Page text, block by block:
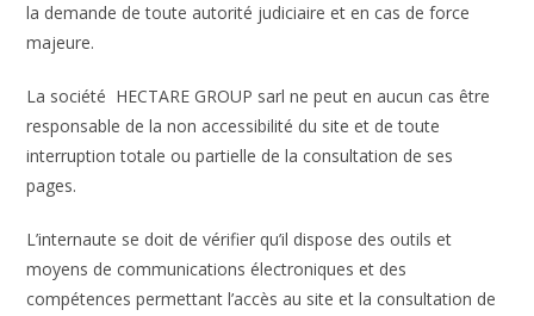
la demande de toute autorité judiciaire et en cas de force
majeure.
La société HECTARE GROUP sarl ne peut en aucun cas être
responsable de la non accessibilité du site et de toute
interruption totale ou partielle de la consultation de ses
pages.
L’internaute se doit de vérifier qu’il dispose des outils et
moyens de communications électroniques et des
compétences permettant l’accès au site et la consultation de